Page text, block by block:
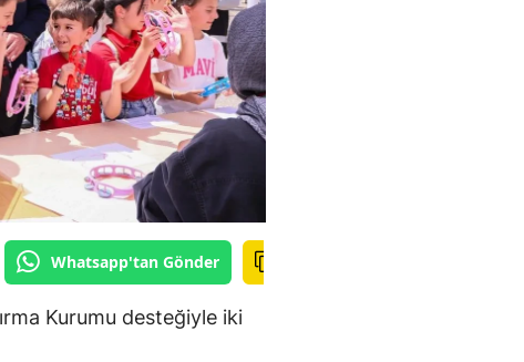
Whatsapp'tan Gönder
Kurumu desteğiyle iki